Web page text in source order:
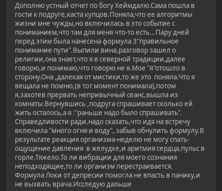
Дополню устный отчет по богу Хеймдалю.Сама пошла в
гости к подруге,каста купцов.Поняла,что ее алгоритмы
жизни мне чужды,но включилась в это событие с
пониманием,что там для меня что-то есть...Пару дней
перед этим была нанесена формула 3"правильное
понимание пути".Выпили вина,разговор зашел о
религии,она знает,что я в северной традиции,далее
говорю,и понимаю,что говорю не я.Мое "я"отошло в
сторону.Она ,далекая от мистики,то же это поняла.Что я
вещала не помню,(в тот момент понимала),потом
я,захотев прервать непривычный сеанс,вышла из
комнаты.Вернувшись ,подруга спрашивает сколько ей
жить осталось,а я :"раньше надо было спрашивать".
Справедливости ради,надо сказать,что идя на встречу
включила "много огня и воду", забыв обнулить формулу.В
результате реакция организма-неделю не могу спать-
ощущение давления в желудке,и аритмия сердца,пульс в
горле.Тяжело.То ли вибрации для моего сознания
неподходящие,то ли организм перестраивается.
Формула Локи от депресии помогла не впасть в панику,и
не вызвать врача.Исследую дальше